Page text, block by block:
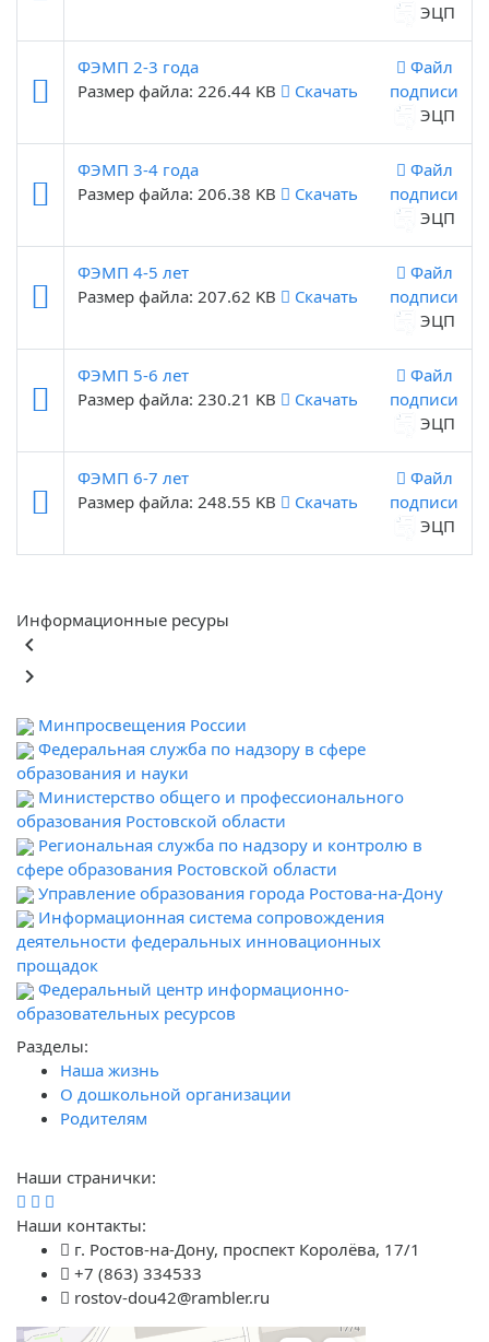
ЭЦП
ФЭМП 2-3 года
Размер файла: 226.44 KB
Скачать
Файл
подписи
ЭЦП
ФЭМП 3-4 года
Размер файла: 206.38 KB
Скачать
Файл
подписи
ЭЦП
ФЭМП 4-5 лет
Размер файла: 207.62 KB
Скачать
Файл
подписи
ЭЦП
ФЭМП 5-6 лет
Размер файла: 230.21 KB
Скачать
Файл
подписи
ЭЦП
ФЭМП 6-7 лет
Размер файла: 248.55 KB
Скачать
Файл
подписи
ЭЦП
Информационные ресуры
keyboard_arrow_left
keyboard_arrow_right
Минпросвещения России
Федеральная служба по надзору в сфере
образования и науки
Министерство общего и профессионального
образования Ростовской области
Региональная служба по надзору и контролю в
сфере образования Ростовской области
Управление образования города Ростова-на-Дону
Информационная система сопровождения
деятельности федеральных инновационных
прощадок
Федеральный центр информационно-
образовательных ресурсов
Разделы:
Наша жизнь
О дошкольной организации
Родителям
Наши странички:
Наши контакты:
г. Ростов-на-Дону, проспект Королёва, 17/1
+7 (863) 334533
rostov-dou42@rambler.ru